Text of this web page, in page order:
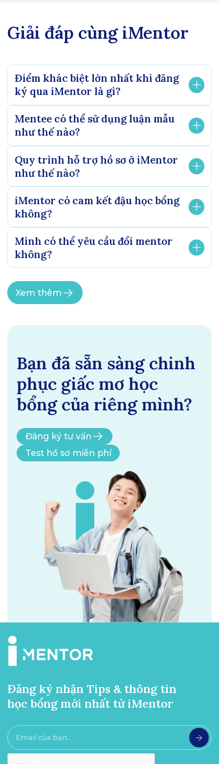
Giải đáp cùng iMentor
Điểm khác biệt lớn nhất khi đăng
ký qua iMentor là gì?
Mentee có thể sử dụng luận mẫu
như thế nào?
Quy trình hỗ trợ hồ sơ ở iMentor
như thế nào?
iMentor có cam kết đậu học bổng
không?
Mình có thể yêu cầu đổi mentor
không?
Xem thêm
Bạn đã sẵn sàng chinh
phục giấc mơ học
bổng của riêng mình?
Đăng ký tư vấn
Test hồ sơ miễn phí
Đăng ký nhận Tips & thông tin
học bổng mới nhất từ iMentor